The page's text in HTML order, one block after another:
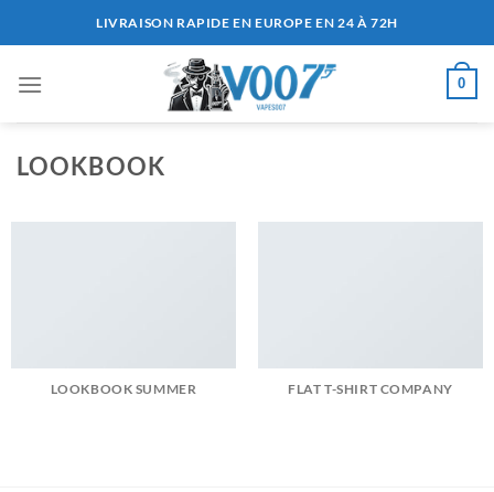
au
LIVRAISON RAPIDE EN EUROPE EN 24 À 72H
0
LOOKBOOK
LOOKBOOK SUMMER FLAT T-SHIRT COMPANY